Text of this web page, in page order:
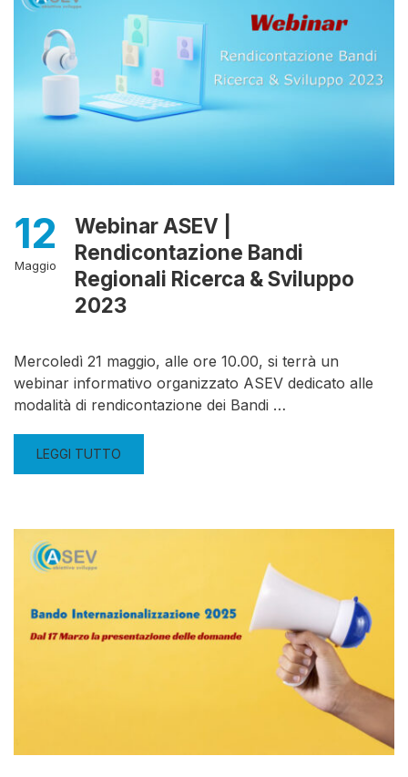
12
Maggio
Webinar ASEV |
Rendicontazione Bandi
Regionali Ricerca & Sviluppo
2023
Mercoledì 21 maggio, alle ore 10.00, si terrà un
webinar informativo organizzato ASEV dedicato alle
modalità di rendicontazione dei Bandi …
LEGGI TUTTO